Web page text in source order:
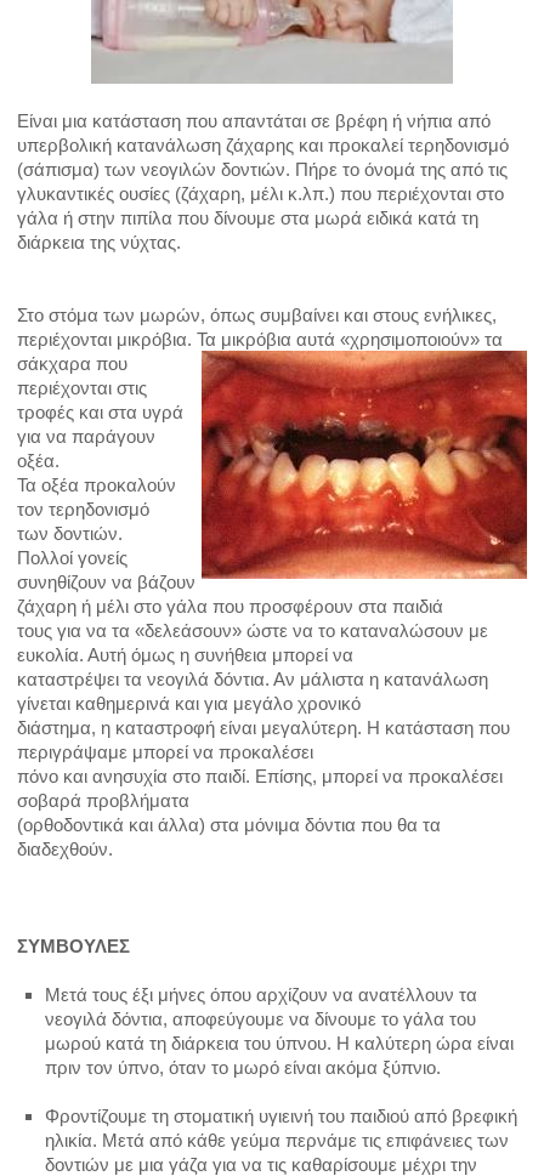
ΝΑΡΘΗΚΑΣ ΠΡΟΣΤΑΣΙΑΣ
ΦΘΟΡΙΟ-ΦΘΟΡΙΩΣΗ
ΝΟΣΟΙ
ΟΥΛΙΤΙΔΑ
ΠΕΡΙΟΔΟΝΤΙΤΙΔΑ
ΠΕΡΙΣΤΕΦΑΝΙΤΙΔΑ
ΤΕΡΗΔΟΝΑ
ΟΔΟΝΤΙΚΟ ΑΠΟΣΤΗΜΑ
ΑΠΟΚΑΤΑΣΤΑΣΗ ΔΟΝΤΙΩΝ
ΚΑΘΑΡΙΣΜΟΣ ΔΟΝΤΙΩΝ
ΛΕΥΚΑΝΣΗ
ΕΝΔΟΔΟΝΤΙΚΗ ΘΕΡΑΠΕΙΑ-ΑΠΟΝΕΥΡΩΣΗ
ΕΜΦΥΤΕΥΜΑΤΑ
ΟΨΕΙΣ ΠΟΡΣΕΛΑΝΗΣ
ΣΤΕΦΑΝΕΣ
ΔΟΝΤΙΑ
ΟΔΟΝΤΙΚΗ ΠΛΑΚΑ
ΕΥΑΙΣΘΗΤΑ ΔΟΝΤΙΑ
ΑΝΑΤΟΜΙΑ ΔΟΝΤΙΟΥ
Είναι μια κατάσταση που απαντάται σε βρέφη ή νήπια από
υπερβολική κατανάλωση ζάχαρης και προκαλεί τερηδονισμό
(σάπισμα) των νεογιλών δοντιών. Πήρε το όνομά της από τις
γλυκαντικές ουσίες (ζάχαρη, μέλι κ.λπ.) που περιέχονται στο
γάλα ή στην πιπίλα που δίνουμε στα μωρά ειδικά κατά τη
διάρκεια της νύχτας.
Στο στόμα των μωρών, όπως συμβαίνει και στους ενήλικες,
περιέχονται μικρόβια. Τα μικρόβια αυτά «χρησιμοποιούν» τα
σάκχαρα που
περιέχονται στις
τροφές και στα υγρά
για να παράγουν
οξέα.
Τα οξέα προκαλούν
τον τερηδονισμό
των δοντιών.
Πολλοί γονείς
συνηθίζουν να βάζουν
ζάχαρη ή μέλι στο γάλα που προσφέρουν στα παιδιά
τους για να τα «δελεάσουν» ώστε να το καταναλώσουν με
ευκολία. Αυτή όμως η συνήθεια μπορεί να
καταστρέψει τα νεογιλά δόντια. Αν μάλιστα η κατανάλωση
γίνεται καθημερινά και για μεγάλο χρονικό
διάστημα, η καταστροφή είναι μεγαλύτερη. Η κατάσταση που
περιγράψαμε μπορεί να προκαλέσει
πόνο και ανησυχία στο παιδί. Επίσης, μπορεί να προκαλέσει
σοβαρά προβλήματα
(ορθοδοντικά και άλλα) στα μόνιμα δόντια που θα τα
διαδεχθούν.
ΣΥΜΒΟΥΛΕΣ
Μετά τους έξι μήνες όπου αρχίζουν να ανατέλλουν τα
νεογιλά δόντια, αποφεύγουμε να δίνουμε το γάλα του
μωρού κατά τη διάρκεια του ύπνου. Η καλύτερη ώρα είναι
πριν τον ύπνο, όταν το μωρό είναι ακόμα ξύπνιο.
Φροντίζουμε τη στοματική υγιεινή του παιδιού από βρεφική
ηλικία. Μετά από κάθε γεύμα περνάμε τις επιφάνειες των
δοντιών με μια γάζα για να τις καθαρίσουμε μέχρι την